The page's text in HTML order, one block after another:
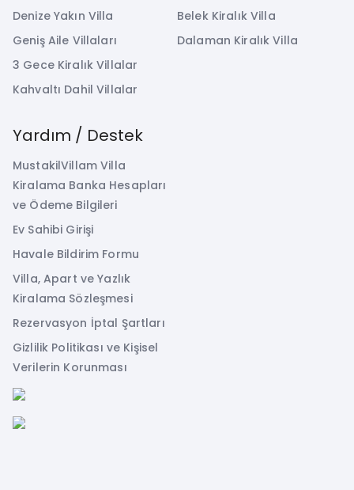
Denize Yakın Villa
Geniş Aile Villaları
3 Gece Kiralık Villalar
Kahvaltı Dahil Villalar
Belek Kiralık Villa
Dalaman Kiralık Villa
Yardım / Destek
MustakilVillam Villa
Kiralama Banka Hesapları
ve Ödeme Bilgileri
Ev Sahibi Girişi
Havale Bildirim Formu
Villa, Apart ve Yazlık
Kiralama Sözleşmesi
Rezervasyon İptal Şartları
Gizlilik Politikası ve Kişisel
Verilerin Korunması